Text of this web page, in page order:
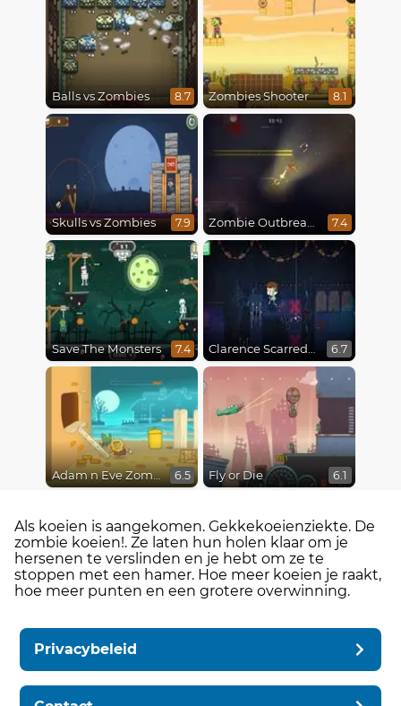
Balls vs Zombies 8.7 Zombies Shooter 8.1
Skulls vs Zombies 7.9 Zombie Outbreak Arena 7.4
Save The Monsters 7.4 Clarence Scarred Silly 6.7
Adam n Eve Zombies 6.5 Fly or Die 6.1
Als koeien is aangekomen. Gekkekoeienziekte. De
zombie koeien!. Ze laten hun holen klaar om je
hersenen te verslinden en je hebt om ze te
stoppen met een hamer. Hoe meer koeien je raakt,
hoe meer punten en een grotere overwinning.
Privacybeleid